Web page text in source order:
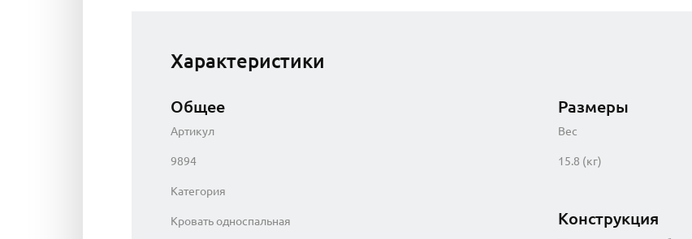
Характеристики
Общее
Артикул
9894
Категория
Кровать односпальная
Размеры
Вес
15.8 (кг)
Конструкция